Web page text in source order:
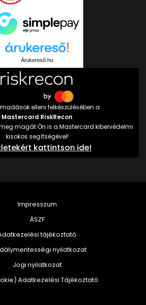
Árukereső.hu
elleni felkészülésében a
Mastercard RiskRecon
magát Ön is a Mastercard kibervédelmi
kisokos segítségével!
kattintson ide!
Impresszum
ÁSZF
tájékoztató
nyilatkozat
Jogi nyilatkozat
Adatkezelési Tájékoztató